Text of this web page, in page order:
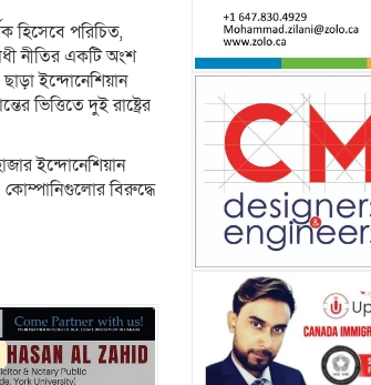
হিসেবে পরিচিত,
নীতির একটি অংশ
ইন্দোনেশিয়ান
ভিত্তিতে দুই রাষ্ট্রের
ইন্দোনেশিয়ান
কোম্পানিগুলোর বিরুদ্ধে